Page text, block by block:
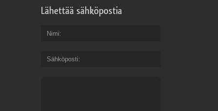
Lähettää sähköpostia
Nimi
Sähköposti